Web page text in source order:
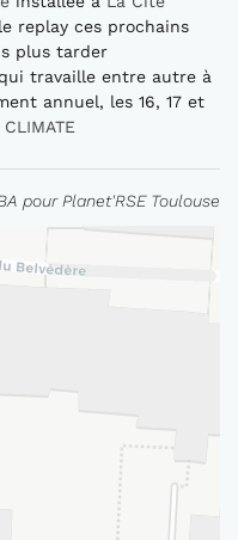
replay ces prochains
plus tarder
travaille entre autre à
annuel, les 16, 17 et
pour Planet'RSE Toulouse